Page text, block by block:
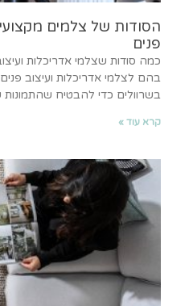
הסודות של צלמים
פנים
כמה סודות שצלמי אדריכלות
בהם לצלמי אדריכלות ועיצוב פנים
בשרוולים כדי להבטיח
קרא עוד »